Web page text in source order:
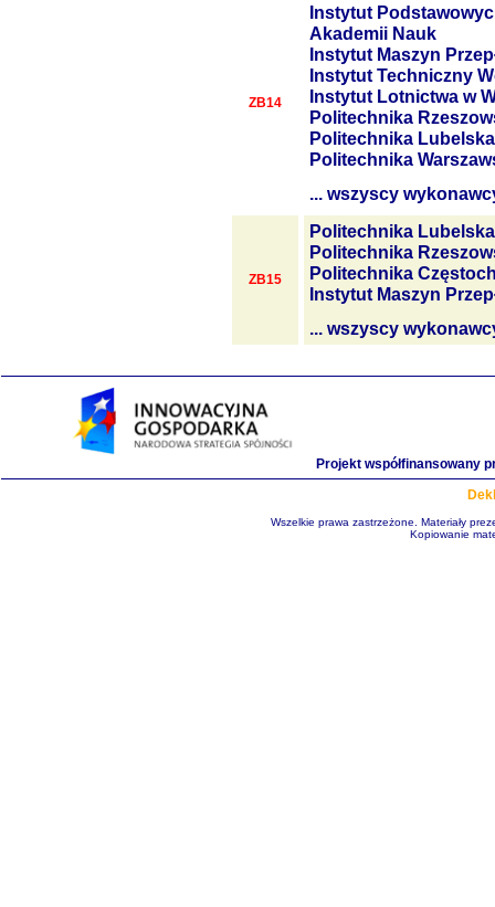
ZB14
Instytut
Akademii Nauk
Instytut Maszyn
Instytut Techniczny
Instytut Lotnictwa w
Politechnika
Politechnika Lubelska
Politechnika
... wszyscy
ZB15
Politechnika Lubelska
Politechnika
Politechnika
Instytut Maszyn
... wszyscy
Projekt współfinansowany
Wszelkie prawa zastrzeżone. Materiały
Kopiowanie